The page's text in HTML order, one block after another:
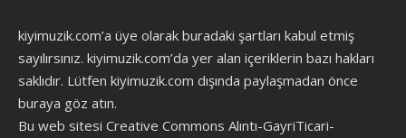
kiyimuzik.com’a üye olarak buradaki şartları kabul etmiş
sayılırsınız. kiyimuzik.com’da yer alan içeriklerin bazı hakları
saklıdır. Lütfen kiyimuzik.com dışında paylaşmadan önce
buraya göz atın.
Bu web sitesi Creative Commons Alıntı-GayriTicari-